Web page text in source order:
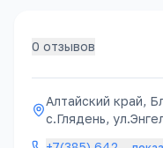
0 отзывов
Алтайский край,
с.Глядень,